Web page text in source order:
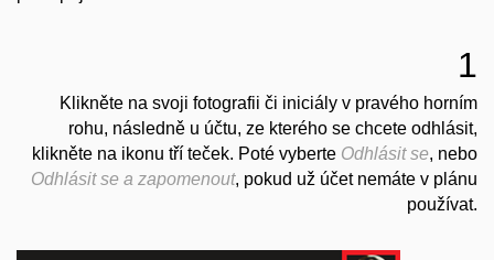
1
Klikněte na svoji fotografii či iniciály v pravého horním
rohu, následně u účtu, ze kterého se chcete odhlásit,
klikněte na ikonu tří teček. Poté vyberte Odhlásit se, nebo
Odhlásit se a zapomenout, pokud už účet nemáte v plánu
používat.